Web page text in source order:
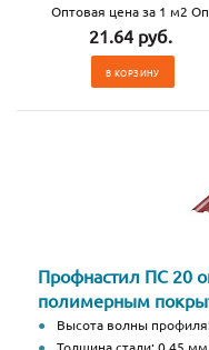
Оптовая цена за 1 м2
21.64 руб.
В КОРЗИНУ
Профнастил ПС 20
полимерным
Высота волны